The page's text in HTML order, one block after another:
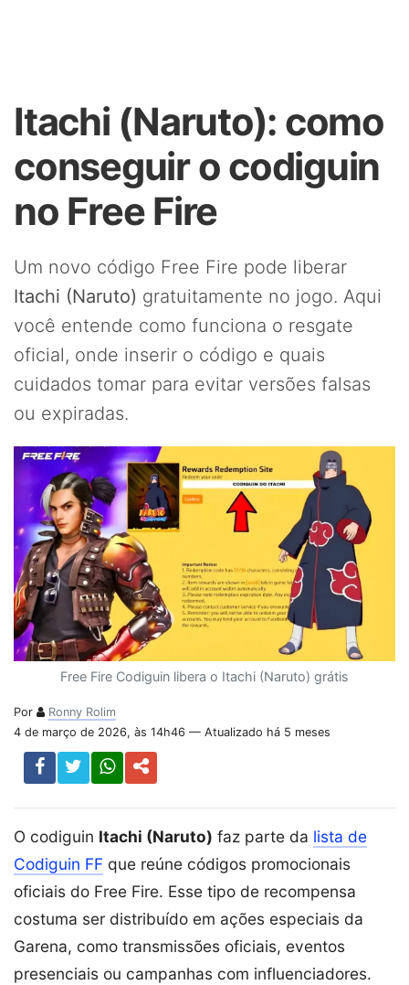
Itachi (Naruto): como
conseguir o codiguin
no Free Fire
Um novo código Free Fire pode liberar
Itachi (Naruto) gratuitamente no jogo. Aqui
você entende como funciona o resgate
oficial, onde inserir o código e quais
cuidados tomar para evitar versões falsas
ou expiradas.
Free Fire Codiguin libera o Itachi (Naruto) grátis
Por
Ronny Rolim
4 de março de 2026, às 14h46 — Atualizado há 5 meses
O codiguin Itachi (Naruto) faz parte da lista de
Codiguin FF que reúne códigos promocionais
oficiais do Free Fire. Esse tipo de recompensa
costuma ser distribuído em ações especiais da
Garena, como transmissões oficiais, eventos
presenciais ou campanhas com influenciadores.